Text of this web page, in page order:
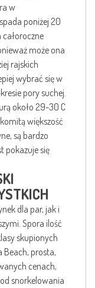
w
poniżej 20
całoroczne
może ona
rajskich
wybrać się w
pory suchej.
około 29-30 C
większość
są bardzo
pokazuje się
dla par, jak i
Spora ilość
skupionych
Beach, prosta,
cenach,
snorkelowania